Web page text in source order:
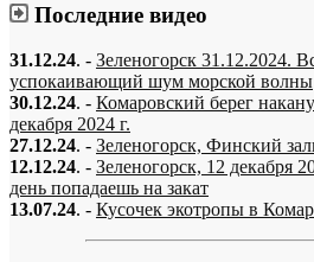
Последние видео
31.12.24. - Зеленогорск 31.12.2024.
успокаивающий шум морской волны
30.12.24. - Комаровский берег
декабря 2024 г.
27.12.24. - Зеленогорск, Финский
12.12.24. - Зеленогорск, 12 декабря
день попадаешь на закат
13.07.24. - Кусочек экотропы в